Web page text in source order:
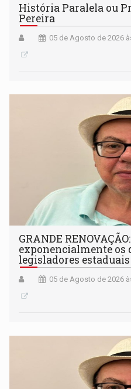
História Paralela ou
Pereira
05 de Agosto de 2026
GRANDE
exponencialmente os
legisladores
05 de Agosto de 2026